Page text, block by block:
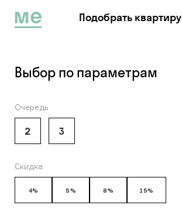
Подобрать квартиру
Выбор по параметрам
Очередь
2 3
Скидка
4% 5% 8% 15%